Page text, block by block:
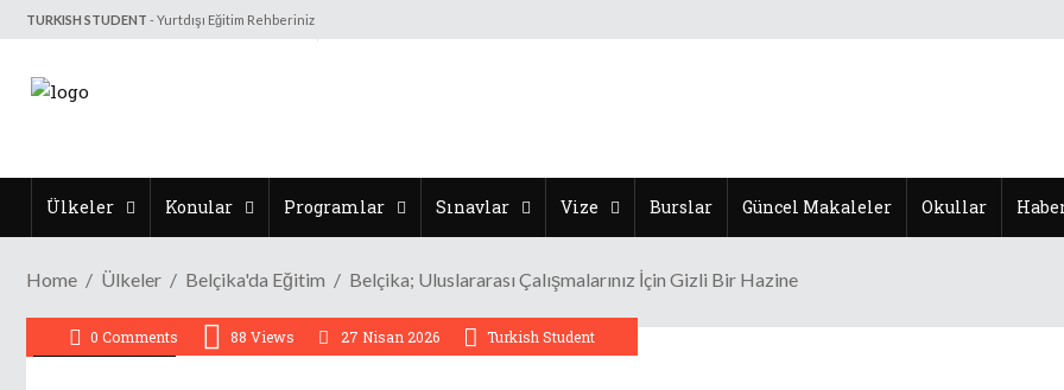
TURKISH STUDENT - Yurtdışı Eğitim Rehberiniz
Ülkeler Konular Programlar Sınavlar Vize Burslar Güncel Makaleler Okullar
Home Ülkeler Belçika'da Eğitim Belçika; Uluslararası Çalışmalarınız İçin Gizli Bir Hazine
Belçika'da Eğitim
0 Comments 88 Views 27 Nisan 2026 Turkish Student